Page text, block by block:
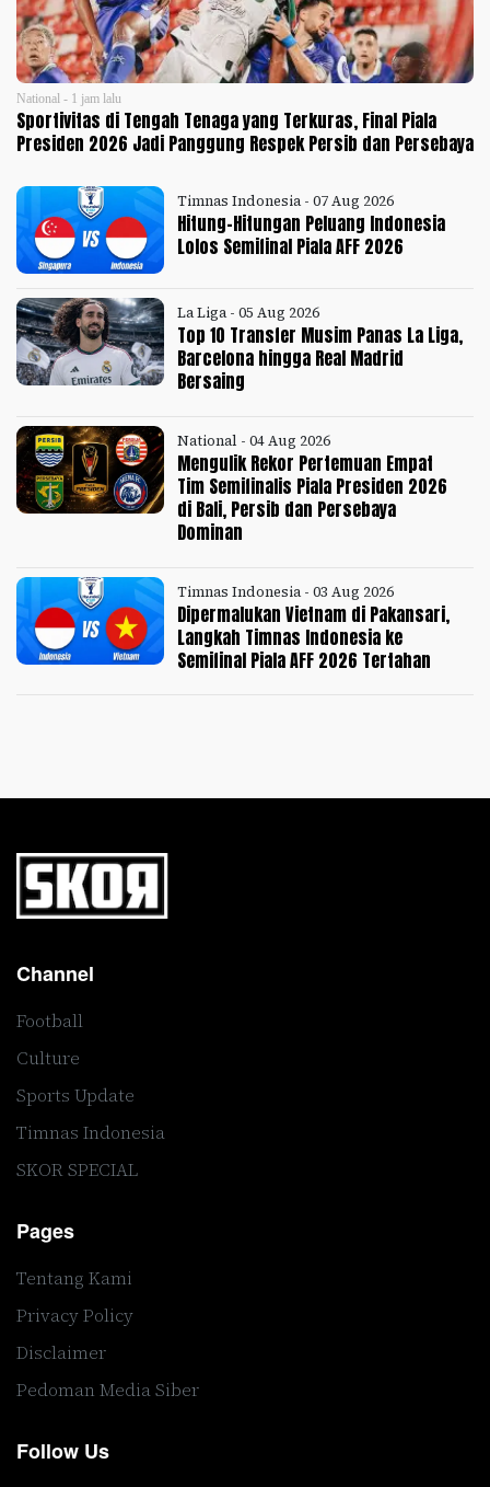
National - 1 jam lalu
Sportivitas di Tengah Tenaga yang Terkuras, Final Piala
Presiden 2026 Jadi Panggung Respek Persib dan Persebaya
Timnas Indonesia - 07 Aug 2026
Hitung-Hitungan Peluang Indonesia
Lolos Semifinal Piala AFF 2026
La Liga - 05 Aug 2026
Top 10 Transfer Musim Panas La Liga,
Barcelona hingga Real Madrid
Bersaing
National - 04 Aug 2026
Mengulik Rekor Pertemuan Empat
Tim Semifinalis Piala Presiden 2026
di Bali, Persib dan Persebaya
Dominan
Timnas Indonesia - 03 Aug 2026
Dipermalukan Vietnam di Pakansari,
Langkah Timnas Indonesia ke
Semifinal Piala AFF 2026 Tertahan
Channel
Football
Culture
Sports Update
Timnas Indonesia
SKOR SPECIAL
Pages
Tentang Kami
Privacy Policy
Disclaimer
Pedoman Media Siber
Follow Us